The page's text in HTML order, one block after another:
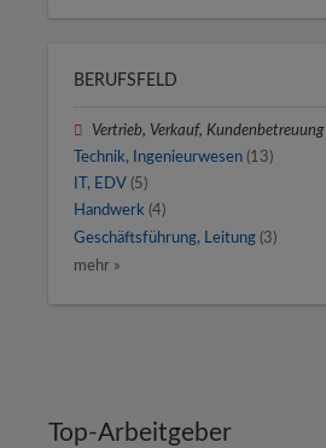
BERUFSFELD
Vertrieb, Verkauf, Kundenbetreuung
Technik, Ingenieurwesen (13)
IT, EDV (5)
Handwerk (4)
Geschäftsführung, Leitung (3)
mehr »
Top-Arbeitgeber